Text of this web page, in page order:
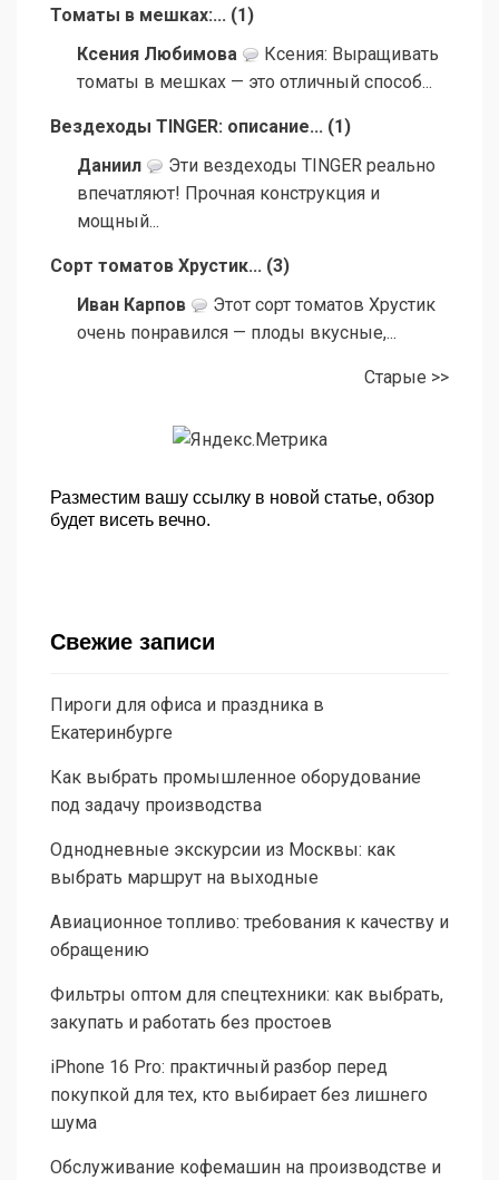
Томаты в мешках:... (1)
Ксения Любимова
Ксения: Выращивать
томаты в мешках — это отличный способ...
Вездеходы TINGER: описание... (1)
Даниил
Эти вездеходы TINGER реально
впечатляют! Прочная конструкция и
мощный...
Сорт томатов Хрустик... (3)
Иван Карпов
Этот сорт томатов Хрустик
очень понравился — плоды вкусные,...
Старые >>
Разместим вашу ссылку в новой статье, обзор
будет висеть вечно.
Свежие записи
Пироги для офиса и праздника в
Екатеринбурге
Как выбрать промышленное оборудование
под задачу производства
Однодневные экскурсии из Москвы: как
выбрать маршрут на выходные
Авиационное топливо: требования к качеству и
обращению
Фильтры оптом для спецтехники: как выбрать,
закупать и работать без простоев
iPhone 16 Pro: практичный разбор перед
покупкой для тех, кто выбирает без лишнего
шума
Обслуживание кофемашин на производстве и